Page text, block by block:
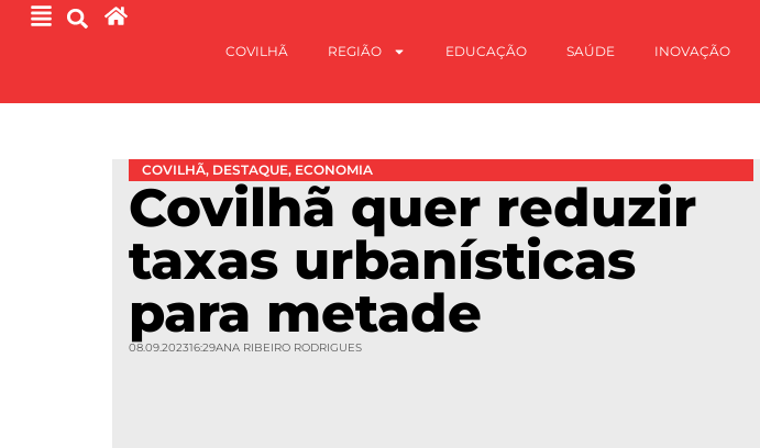
COVILHÃ REGIÃO EDUCAÇÃO SAÚDE INOVAÇÃO
COVILHÃ, DESTAQUE, ECONOMIA
Covilhã quer reduzir
taxas urbanísticas
para metade
08.09.202316:29ANA RIBEIRO RODRIGUES